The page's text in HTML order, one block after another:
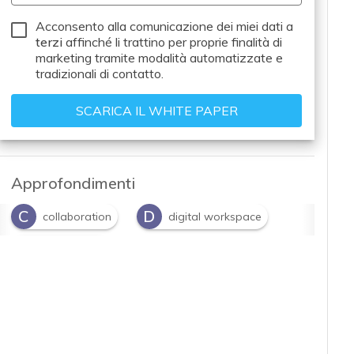
Acconsento alla comunicazione dei miei dati a
terzi affinché li trattino per proprie finalità di
marketing tramite modalità automatizzate e
tradizionali di contatto.
Approfondimenti
C
collaboration D digital workspace